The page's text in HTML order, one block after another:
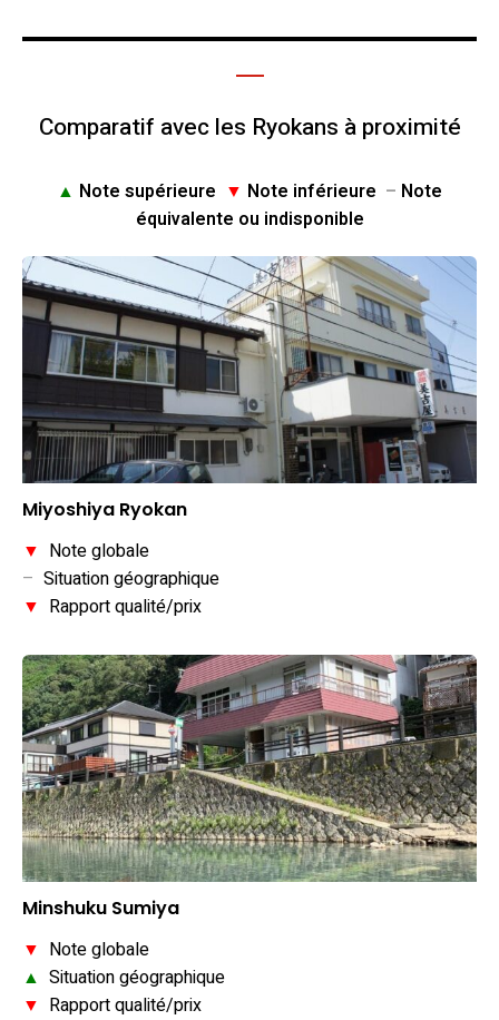
Comparatif avec les Ryokans à proximité
▲ Note supérieure ▼ Note inférieure – Note
équivalente ou indisponible
Miyoshiya Ryokan
▼ Note globale
– Situation géographique
▼ Rapport qualité/prix
Minshuku Sumiya
▼ Note globale
▲ Situation géographique
▼ Rapport qualité/prix